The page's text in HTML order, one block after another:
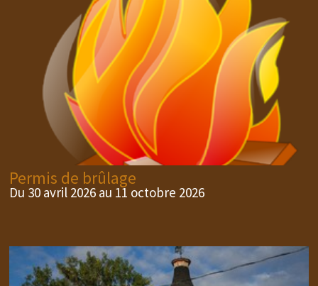
Permis de brûlage
Du 30 avril 2026 au 11 octobre 2026